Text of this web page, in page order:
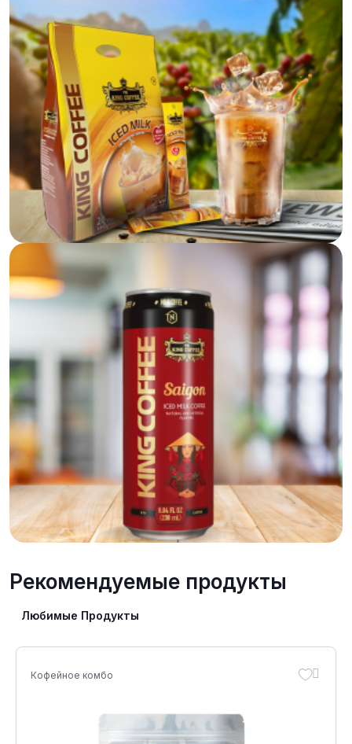
Рекомендуемые продукты
Любимые Продукты
Кофейное комбо